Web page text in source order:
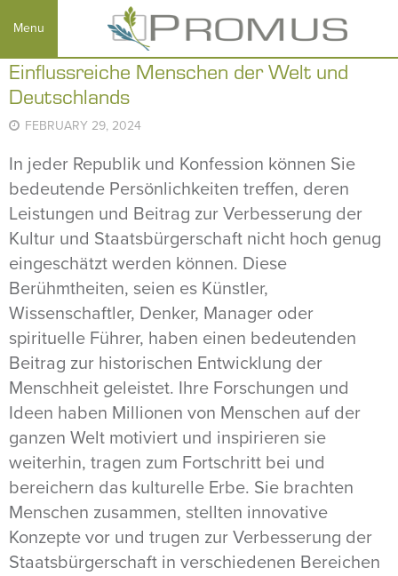
Einflussreiche Menschen der Welt und
Deutschlands
FEBRUARY 29, 2024
In jeder Republik und Konfession können Sie
bedeutende Persönlichkeiten treffen, deren
Leistungen und Beitrag zur Verbesserung der
Kultur und Staatsbürgerschaft nicht hoch genug
eingeschätzt werden können. Diese
Berühmtheiten, seien es Künstler,
Wissenschaftler, Denker, Manager oder
spirituelle Führer, haben einen bedeutenden
Beitrag zur historischen Entwicklung der
Menschheit geleistet. Ihre Forschungen und
Ideen haben Millionen von Menschen auf der
ganzen Welt motiviert und inspirieren sie
weiterhin, tragen zum Fortschritt bei und
bereichern das kulturelle Erbe. Sie brachten
Menschen zusammen, stellten innovative
Konzepte vor und trugen zur Verbesserung der
Staatsbürgerschaft in verschiedenen Bereichen